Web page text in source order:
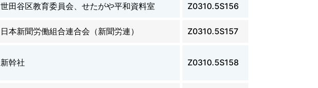
世田谷区教育委員会、せたがや平和資料室 Z0310.5S156
日本新聞労働組合連合会（新聞労連） Z0310.5S157
新幹社 Z0310.5S158